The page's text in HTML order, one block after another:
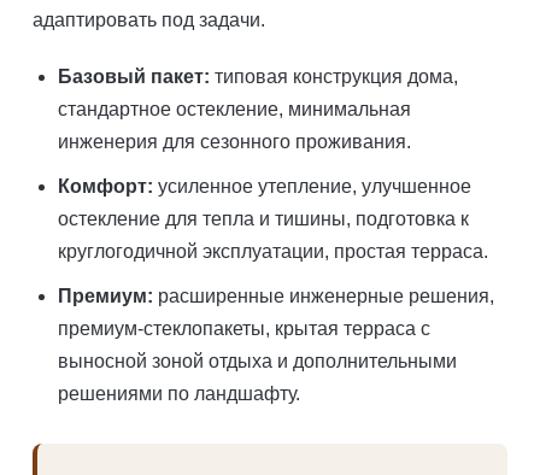
адаптировать под задачи.
Базовый пакет: типовая конструкция дома,
стандартное остекление, минимальная
инженерия для сезонного проживания.
Комфорт: усиленное утепление, улучшенное
остекление для тепла и тишины, подготовка к
круглогодичной эксплуатации, простая терраса.
Премиум: расширенные инженерные решения,
премиум-стеклопакеты, крытая терраса с
выносной зоной отдыха и дополнительными
решениями по ландшафту.